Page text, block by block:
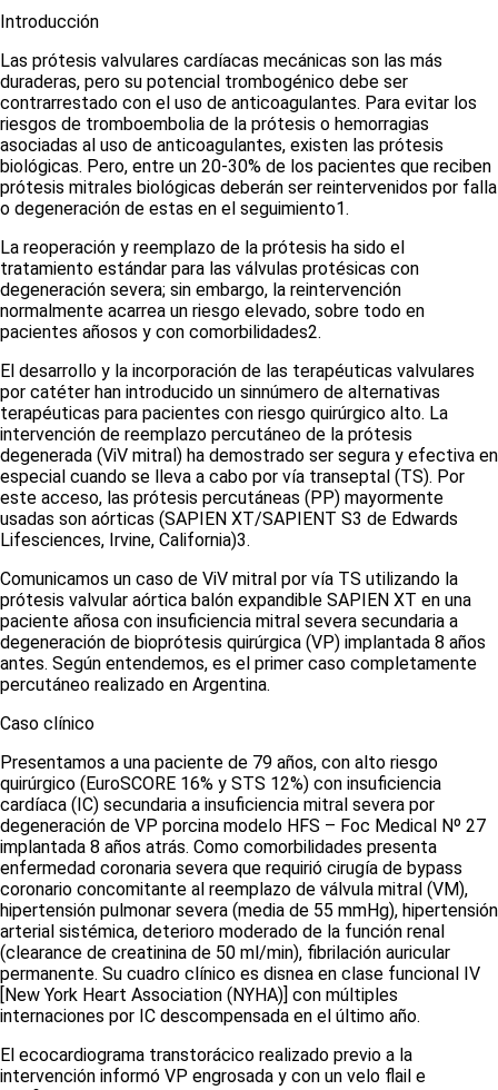
Introducción
Las prótesis valvulares cardíacas mecánicas son las más
duraderas, pero su potencial trombogénico debe ser
contrarrestado con el uso de anticoagulantes. Para evitar los
riesgos de tromboembolia de la prótesis o hemorragias
asociadas al uso de anticoagulantes, existen las prótesis
biológicas. Pero, entre un 20-30% de los pacientes que reciben
prótesis mitrales biológicas deberán ser reintervenidos por falla
o degeneración de estas en el seguimiento1.
La reoperación y reemplazo de la prótesis ha sido el
tratamiento estándar para las válvulas protésicas con
degeneración severa; sin embargo, la reintervención
normalmente acarrea un riesgo elevado, sobre todo en
pacientes añosos y con comorbilidades2.
El desarrollo y la incorporación de las terapéuticas valvulares
por catéter han introducido un sinnúmero de alternativas
terapéuticas para pacientes con riesgo quirúrgico alto. La
intervención de reemplazo percutáneo de la prótesis
degenerada (ViV mitral) ha demostrado ser segura y efectiva en
especial cuando se lleva a cabo por vía transeptal (TS). Por
este acceso, las prótesis percutáneas (PP) mayormente
usadas son aórticas (SAPIEN XT/SAPIENT S3 de Edwards
Lifesciences, Irvine, California)3.
Comunicamos un caso de ViV mitral por vía TS utilizando la
prótesis valvular aórtica balón expandible SAPIEN XT en una
paciente añosa con insuficiencia mitral severa secundaria a
degeneración de bioprótesis quirúrgica (VP) implantada 8 años
antes. Según entendemos, es el primer caso completamente
percutáneo realizado en Argentina.
Caso clínico
Presentamos a una paciente de 79 años, con alto riesgo
quirúrgico (EuroSCORE 16% y STS 12%) con insuficiencia
cardíaca (IC) secundaria a insuficiencia mitral severa por
degeneración de VP porcina modelo HFS – Foc Medical Nº 27
implantada 8 años atrás. Como comorbilidades presenta
enfermedad coronaria severa que requirió cirugía de bypass
coronario concomitante al reemplazo de válvula mitral (VM),
hipertensión pulmonar severa (media de 55 mmHg), hipertensión
arterial sistémica, deterioro moderado de la función renal
(clearance de creatinina de 50 ml/min), fibrilación auricular
permanente. Su cuadro clínico es disnea en clase funcional IV
New York Heart Association (NYHA)] con múltiples
internaciones por IC descompensada en el último año.
El ecocardiograma transtorácico realizado previo a la
intervención informó VP engrosada y con un velo flail e